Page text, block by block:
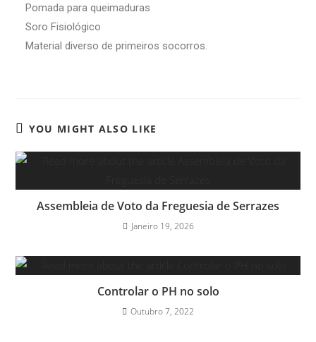
Pomada para queimaduras
Soro Fisiológico
Material diverso de primeiros socorros.
YOU MIGHT ALSO LIKE
Assembleia de Voto da Freguesia de Serrazes
Janeiro 19, 2026
Controlar o PH no solo
Outubro 7, 2022